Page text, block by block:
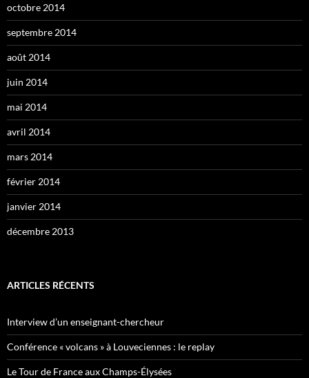
octobre 2014
septembre 2014
août 2014
juin 2014
mai 2014
avril 2014
mars 2014
février 2014
janvier 2014
décembre 2013
ARTICLES RÉCENTS
Interview d’un enseignant-chercheur
Conférence « volcans » à Louveciennes : le replay
Le Tour de France aux Champs-Élysées